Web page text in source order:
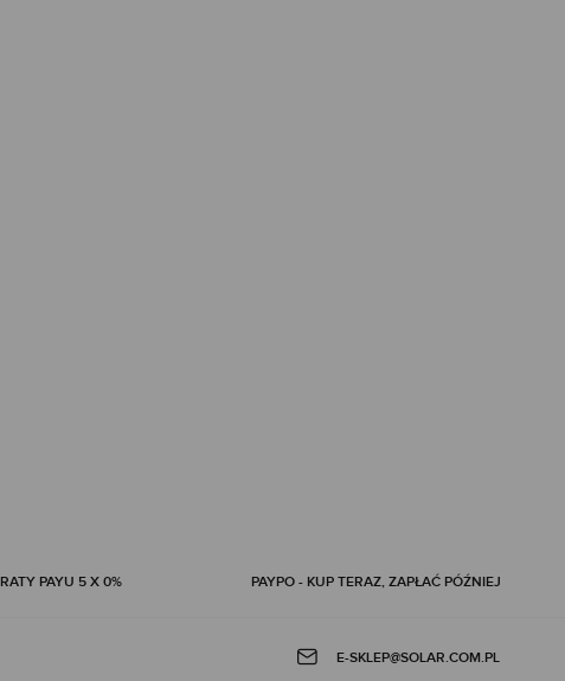
RATY PAYU 5 X 0% PAYPO - KUP TERAZ, ZAPŁAĆ PÓŹNIEJ
E-SKLEP@SOLAR.COM.PL